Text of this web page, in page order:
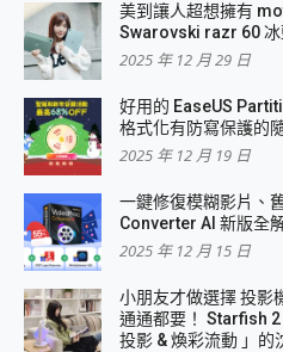
美到讓人超想擁有
Swarovski razr 60 冰
2025 年 12 月 29 日
好用的 EaseUS
格式化有防寫保護的
2025 年 12 月 19 日
一鍵修復模糊影片、
Converter AI 新版全
2025 年 12 月 15 日
小朋友才做選擇 投影
通通都要！ Starfish
投影 & 煥彩流動 」的